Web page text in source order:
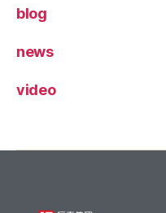
blog
news
video